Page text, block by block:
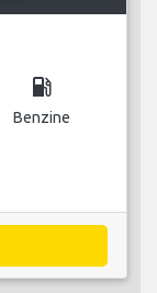
local_gas_station
Benzine